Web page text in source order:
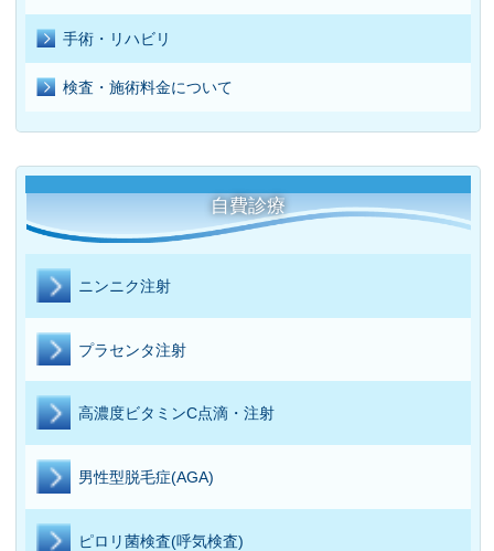
手術・リハビリ
検査・施術料金について
自費診療
ニンニク注射
プラセンタ注射
高濃度ビタミンC点滴・注射
男性型脱毛症(AGA)
ピロリ菌検査(呼気検査)